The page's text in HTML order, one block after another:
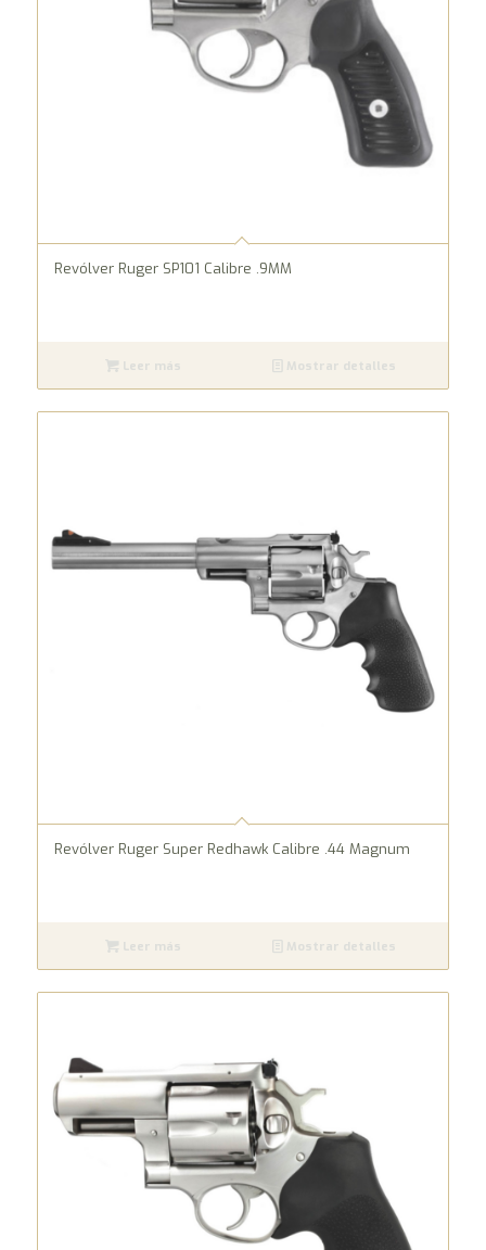
Revólver Ruger SP101 Calibre .9MM
Leer más Mostrar detalles
Revólver Ruger Super Redhawk Calibre .44 Magnum
Leer más Mostrar detalles